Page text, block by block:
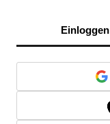
Einloggen